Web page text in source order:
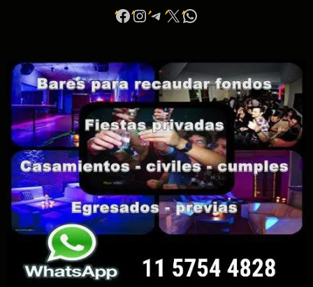
Facebook
Instagram
Telegram
X WhatsApp